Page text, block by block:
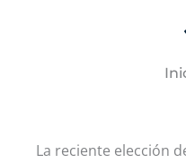
La reciente elección